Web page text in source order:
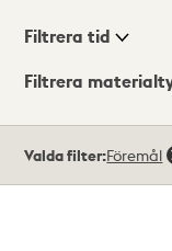
Visningsläge
Filtrera tid
Filtrera
träffar
Valda filter:Föremål